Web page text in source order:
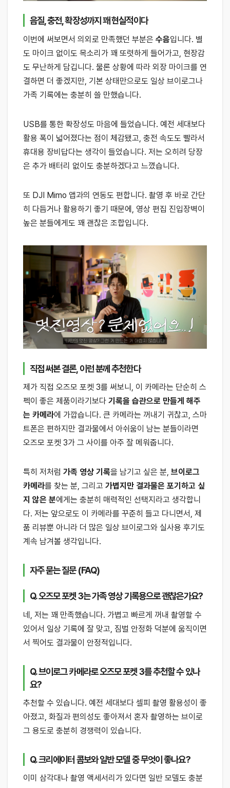
음질, 충전, 확장성까지 꽤 현실적이다
이번에 써보면서 의외로 만족했던 부분은 수음입니다. 별
도 마이크 없이도 목소리가 꽤 또렷하게 들어가고, 현장감
도 무난하게 담깁니다. 물론 상황에 따라 외장 마이크를 연
결하면 더 좋겠지만, 기본 상태만으로도 일상 브이로그나
가족 기록에는 충분히 쓸 만했습니다.
USB를 통한 확장성도 마음에 들었습니다. 예전 세대보다
활용 폭이 넓어졌다는 점이 체감됐고, 충전 속도도 빨라서
휴대용 장비답다는 생각이 들었습니다. 저는 오히려 당장
은 추가 배터리 없이도 충분하겠다고 느꼈습니다.
또 DJI Mimo 앱과의 연동도 편합니다. 촬영 후 바로 간단
히 다듬거나 활용하기 좋기 때문에, 영상 편집 진입장벽이
높은 분들에게도 꽤 괜찮은 조합입니다.
직접 써본 결론, 이런 분께 추천한다
제가 직접 오즈모 포켓 3를 써보니, 이 카메라는 단순히 스
펙이 좋은 제품이라기보다 기록을 습관으로 만들게 해주
는 카메라에 가깝습니다. 큰 카메라는 꺼내기 귀찮고, 스마
트폰은 편하지만 결과물에서 아쉬움이 남는 분들이라면
오즈모 포켓 3가 그 사이를 아주 잘 메워줍니다.
특히 저처럼 가족 영상 기록을 남기고 싶은 분, 브이로그
카메라를 찾는 분, 그리고 가볍지만 결과물은 포기하고 싶
지 않은 분에게는 충분히 매력적인 선택지라고 생각합니
다. 저는 앞으로도 이 카메라를 꾸준히 들고 다니면서, 제
품 리뷰뿐 아니라 더 많은 일상 브이로그와 실사용 후기도
계속 남겨볼 생각입니다.
자주 묻는 질문 (FAQ)
Q. 오즈모 포켓 3는 가족 영상 기록용으로 괜찮은가요?
네, 저는 꽤 만족했습니다. 가볍고 빠르게 꺼내 촬영할 수
있어서 일상 기록에 잘 맞고, 짐벌 안정화 덕분에 움직이면
서 찍어도 결과물이 안정적입니다.
Q. 브이로그 카메라로 오즈모 포켓 3를 추천할 수 있나
요?
추천할 수 있습니다. 예전 세대보다 셀피 촬영 활용성이 좋
아졌고, 화질과 편의성도 좋아져서 혼자 촬영하는 브이로
그 용도로 충분히 경쟁력이 있습니다.
Q. 크리에이터 콤보와 일반 모델 중 무엇이 좋나요?
이미 삼각대나 촬영 액세서리가 있다면 일반 모델도 충분